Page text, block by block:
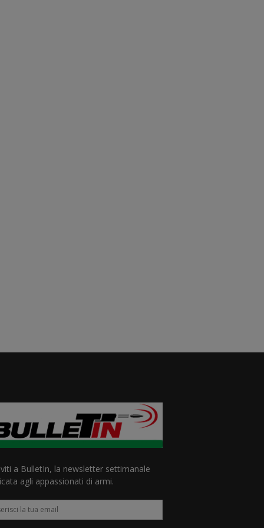
a BulletIn, la newsletter settimanale
agli appassionati di armi.